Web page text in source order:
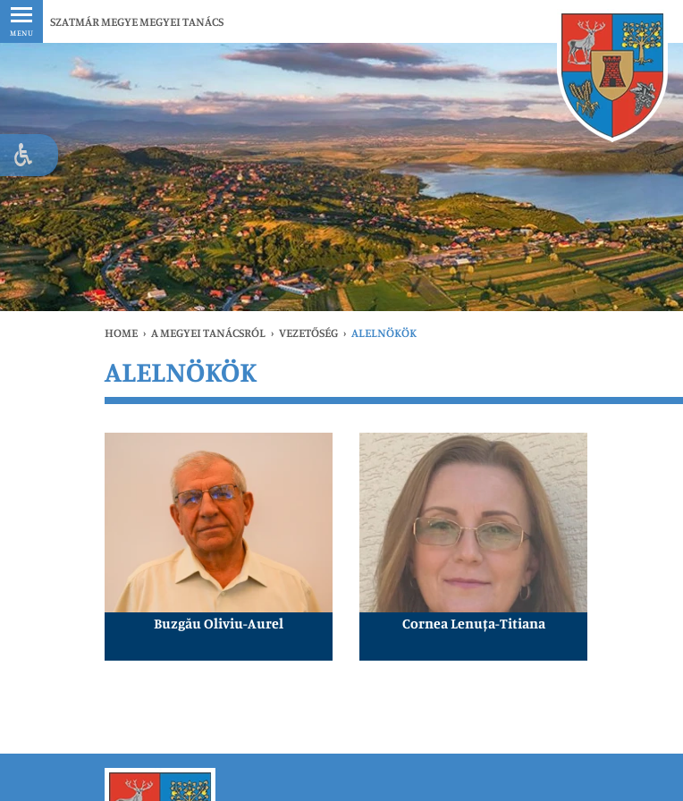
MENU
SZATMÁR MEGYE MEGYEI TANÁCS
HOME › A MEGYEI TANÁCSRÓL › VEZETŐSÉG › ALELNÖKÖK
ALELNÖKÖK
Buzgău Oliviu-Aurel Cornea Lenuța-Titiana